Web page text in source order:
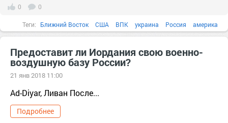
0 0
Теги: Ближний Восток США ВПК украина Россия америка
Предоставит ли Иордания свою военно-
воздушную базу России?
21 янв 2018 11:00
Ad-Diyar, Ливан После...
Подробнее